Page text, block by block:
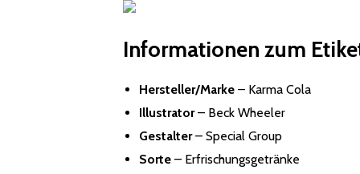
Informationen zum
Hersteller/Marke – Karma Cola
Illustrator– Beck Wheeler
Gestalter– Special Group
Sorte – Erfrischungsgetränke